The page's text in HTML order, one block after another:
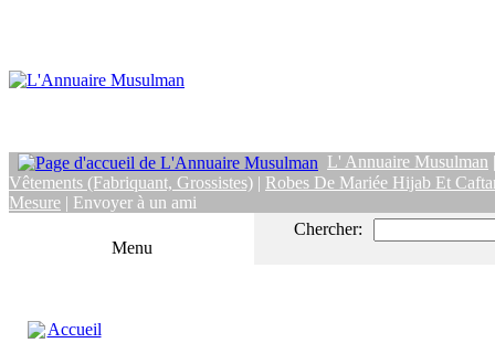
L' Annuaire Musulman
Vêtements (Fabriquant, Grossistes) | Robes De Mariée Hijab Et
Mesure | Envoyer à un ami
Menu
Accueil
Chercher: